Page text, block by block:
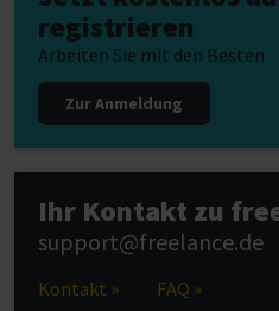
registrieren
Arbeiten Sie mit den Besten
Zur Anmeldung
Ihr Kontakt zu
support@freelance.de
Kontakt » FAQ »